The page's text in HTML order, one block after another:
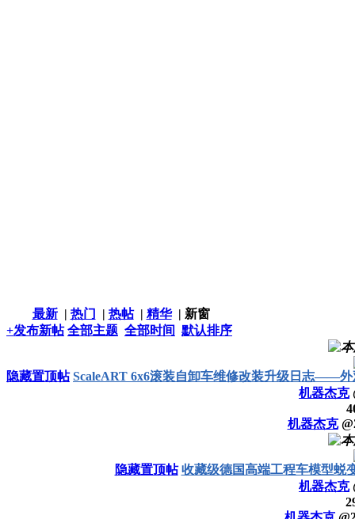
最新 | 热门 | 热帖 | 精华 | 新窗
+发布新帖 全部主题 全部时间 默认排序
隐藏置顶帖 ScaleART 6x6滚装自卸车维修改装升级日志——
机器杰克
机器杰克 @
隐藏置顶帖 收藏级德国高端工程车模型
机器杰克